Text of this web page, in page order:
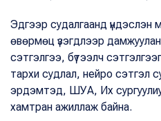
Эдгээр судалгаанд үндэслэн
өвөрмөц үзэгдлээр
сэтгэлгээ, бүтээлч
тархи судлал, нейро сэтгэл
эрдэмтэд, ШУА, Их
хамтран ажиллаж байна.